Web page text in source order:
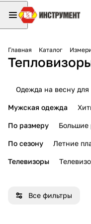
Главная Каталог
Одежда на весну для
Мужская одежда
По размеру Большие
По сезону Летние
Телевизоры
Все фильтры